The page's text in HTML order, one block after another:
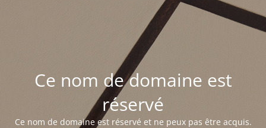
Ce nom de domaine est
réservé
Ce nom de domaine est réservé et ne peux pas être acquis.